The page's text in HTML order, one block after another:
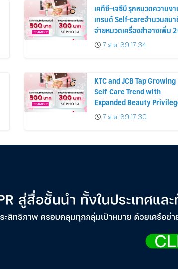
เคทีซี–เจซีบี รุกหมวดความง
เทรนด์ Self-careจำนวนสมา
จ่ายหมวดเครื่องสำอางเพิ่ม
7 ส.ค. 69 17:34
KTC and JCB Tap Growing
Self-Care Trend with
Expanded Beauty
Number of KTC JCB
Cardmembers Spending on
7 ส.ค. 69 17:30